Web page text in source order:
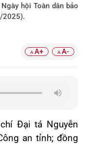
hội Toàn dân bảo
2025).
A A+ A A-
Đại tá Nguyễn
an tỉnh; đồng